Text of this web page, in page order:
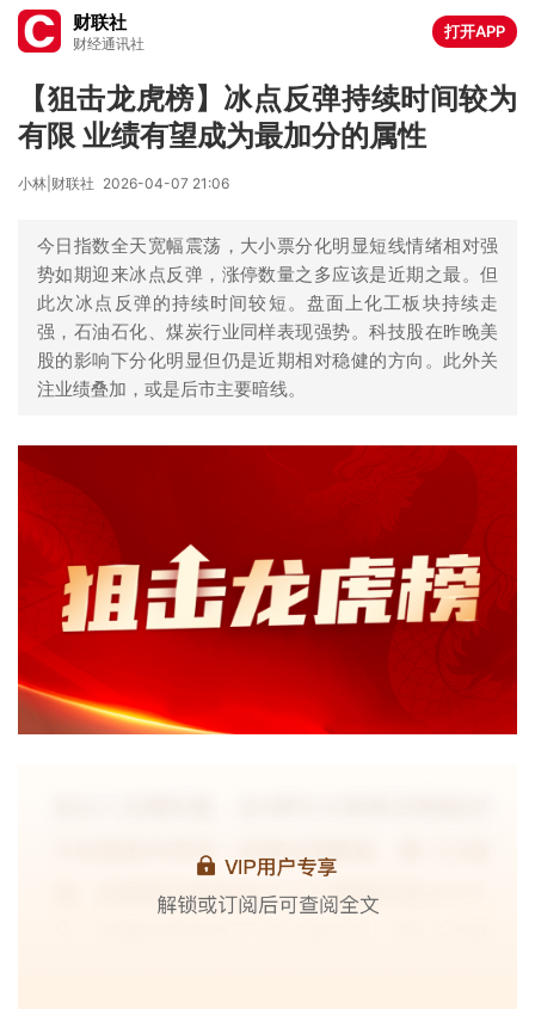
财联社
财经通讯社
打开APP
【狙击龙虎榜】冰点反弹持续时间较为
有限 业绩有望成为最加分的属性
小林|财联社 2026-04-07 21:06
今日指数全天宽幅震荡，大小票分化明显短线情绪相对强
势如期迎来冰点反弹，涨停数量之多应该是近期之最。但
此次冰点反弹的持续时间较短。盘面上化工板块持续走
强，石油石化、煤炭行业同样表现强势。科技股在昨晚美
股的影响下分化明显但仍是近期相对稳健的方向。此外关
注业绩叠加，或是后市主要暗线。